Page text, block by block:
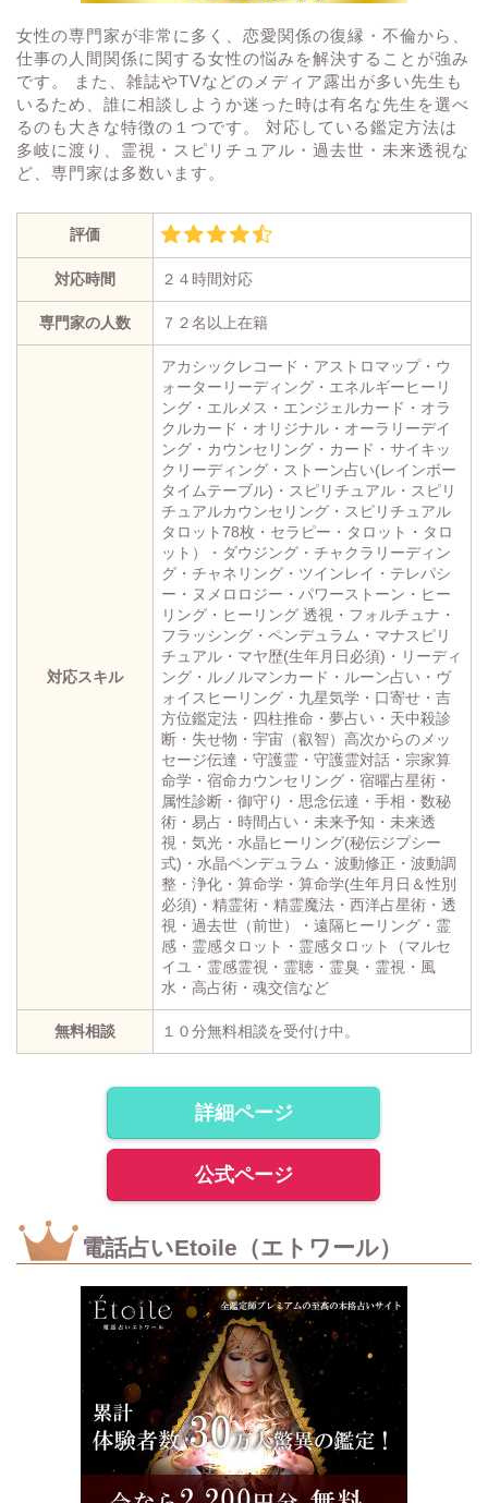
女性の専門家が非常に多く、恋愛関係の復縁・不倫から、
仕事の人間関係に関する女性の悩みを解決することが強み
です。 また、雑誌やTVなどのメディア露出が多い先生も
いるため、誰に相談しようか迷った時は有名な先生を選べ
るのも大きな特徴の１つです。 対応している鑑定方法は
多岐に渡り、霊視・スピリチュアル・過去世・未来透視な
ど、専門家は多数います。
評価
対応時間 ２４時間対応
専門家の人数 ７２名以上在籍
対応スキル
アカシックレコード・アストロマップ・ウ
ォーターリーディング・エネルギーヒーリ
ング・エルメス・エンジェルカード・オラ
クルカード・オリジナル・オーラリーデイ
ング・カウンセリング・カード・サイキッ
クリーディング・ストーン占い(レインボー
タイムテーブル)・スピリチュアル・スピリ
チュアルカウンセリング・スピリチュアル
タロット78枚・セラピー・タロット・タロ
ット）・ダウジング・チャクラリーディン
グ・チャネリング・ツインレイ・テレパシ
ー・ヌメロロジー・パワーストーン・ヒー
リング・ヒーリング 透視・フォルチュナ・
フラッシング・ペンデュラム・マナスピリ
チュアル・マヤ歴(生年月日必須)・リーディ
ング・ルノルマンカード・ルーン占い・ヴ
ォイスヒーリング・九星気学・口寄せ・吉
方位鑑定法・四柱推命・夢占い・天中殺診
断・失せ物・宇宙（叡智）高次からのメッ
セージ伝達・守護霊・守護霊対話・宗家算
命学・宿命カウンセリング・宿曜占星術・
属性診断・御守り・思念伝達・手相・数秘
術・易占・時間占い・未来予知・未来透
視・気光・水晶ヒーリング(秘伝ジプシー
式)・水晶ペンデュラム・波動修正・波動調
整・浄化・算命学・算命学(生年月日＆性別
必須)・精霊術・精霊魔法・西洋占星術・透
視・過去世（前世）・遠隔ヒーリング・霊
感・霊感タロット・霊感タロット（マルセ
イユ・霊感霊視・霊聴・霊臭・霊視・風
水・高占術・魂交信など
無料相談 １０分無料相談を受付け中。
詳細ページ
公式ページ
電話占いEtoile（エトワール）